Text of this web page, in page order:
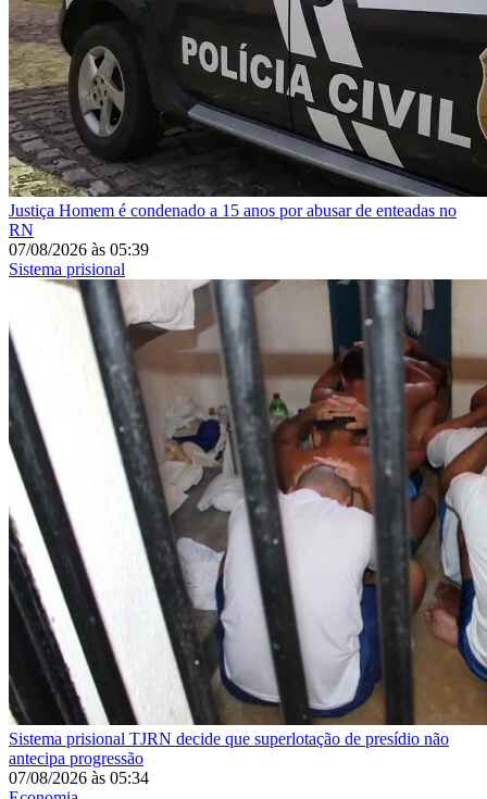
Justiça Homem é condenado a 15 anos por abusar de enteadas no
RN
07/08/2026 às 05:39
Sistema prisional
Sistema prisional TJRN decide que superlotação de presídio não
antecipa progressão
07/08/2026 às 05:34